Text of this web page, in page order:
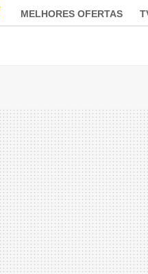
MELHORES OFERTAS